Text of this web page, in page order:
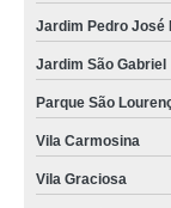
locação de kimonos
locação de kimonos
locação de kimono
locação de kimono
locação de kimono
Jardim Pedro José
Jardim São Gabriel
Parque São
Vila Carmosina
Vila Graciosa